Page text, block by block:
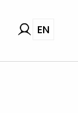
EN